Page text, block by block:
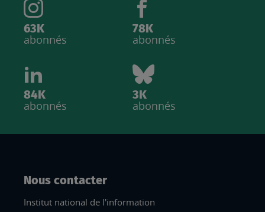
63K
abonnés
78K
abonnés
84K
abonnés
3K
abonnés
Nous contacter
Institut national de l'information